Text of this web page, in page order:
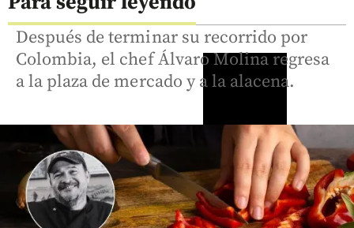
Después de terminar su recorrido por
Colombia, el chef Álvaro Molina regresa
a la plaza de mercado y a la alacena.